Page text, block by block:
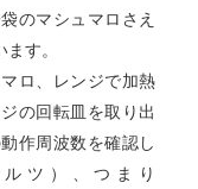
のマシュマロさえ
す。
ロ、レンジで加熱
の回転皿を取り出
作周波数を確認し
ツ）、つまり